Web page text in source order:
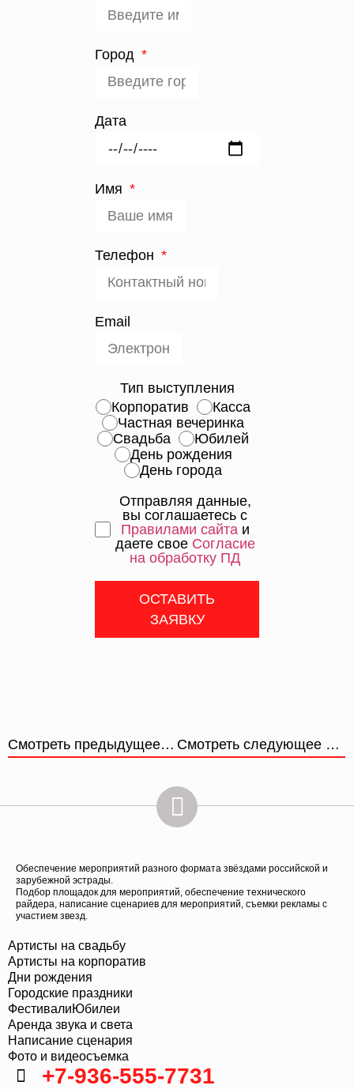
Город
Дата
Имя
Телефон
Email
Тип выступления
Корпоратив
Касса
Частная вечеринка
Свадьба
Юбилей
День рождения
День города
Отправляя данные,
вы соглашаетесь с
Правилами сайтаи
даете свое Согласие
на обработку ПД
ОСТАВИТЬ
ЗАЯВКУ
Смотреть предыдущее мероприятие Смотреть следующее мероприятие
Обеспечение мероприятий разного формата звёздами российской и
зарубежной эстрады.
Подбор площадок для мероприятий, обеспечение технического
райдера, написание сценариев для мероприятий, съемки рекламы с
участием звезд.
Артисты на свадьбу
Артисты на корпоратив
Дни рождения
Городские праздники
ФестивалиЮбилеи
Аренда звука и света
Написание сценария
Фото и видеосъемка
+7-936-555-7731